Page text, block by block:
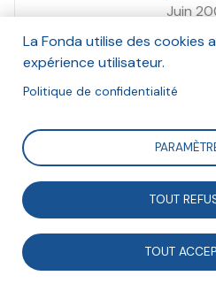
Juin
Synthèse de la rencontre
autour des nouvelles
leurs inscriptions dans la
La Fonda utilise des cookies
expérience utilisateur.
Politique de confidentialité
TOUT
TOUT